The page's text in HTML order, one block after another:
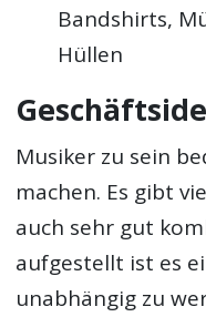
Bandshirts,
Hüllen
Musiker zu sein
machen. Es gibt
auch sehr gut
aufgestellt ist es
unabhängig zu